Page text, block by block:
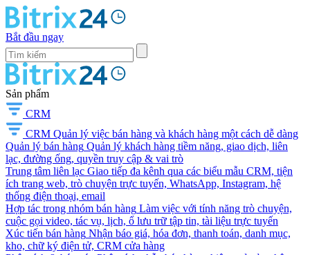
Bắt đầu ngay
Sản phẩm
CRM
CRM Quản lý việc bán hàng và khách hàng một cách dễ dàng
Quản lý bán hàng Quản lý khách hàng tiềm năng, giao dịch, liên
lạc, đường ống, quyền truy cập & vai trò
Trung tâm liên lạc Giao tiếp đa kênh qua các biểu mẫu CRM, tiện
ích trang web, trò chuyện trực tuyến, WhatsApp, Instagram, hệ
thống điện thoại, email
Hợp tác trong nhóm bán hàng Làm việc với tính năng trò chuyện,
cuộc gọi video, tác vụ, lịch, ổ lưu trữ tập tin, tài liệu trực tuyến
Xúc tiến bán hàng Nhận báo giá, hóa đơn, thanh toán, danh mục,
kho, chữ ký điện tử, CRM cửa hàng